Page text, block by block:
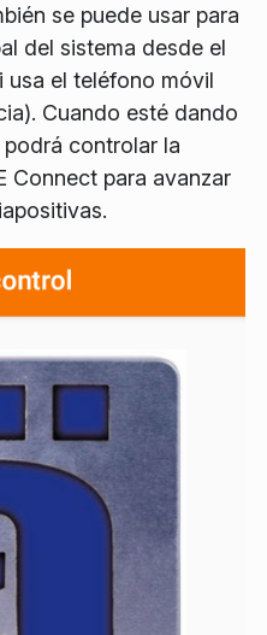
se puede usar para
del sistema desde el
el teléfono móvil
Cuando esté dando
controlar la
Connect para avanzar